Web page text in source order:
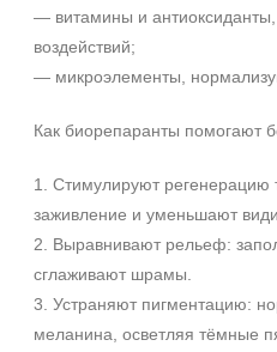
Вокруг глаз
Декольте
Показать еще
Объём
ампула
фл
флакон
Показать еще
Ингредиенты
— витамины и
воздействий;
— микроэлементы,
Как биорепаранты помогают
1. Стимулируют регенерацию
заживление и уменьшают
2. Выравнивают рельеф:
сглаживают шрамы.
3. Устраняют пигментацию:
меланина, осветляя тёмные
+7 (495)
+7 (929)